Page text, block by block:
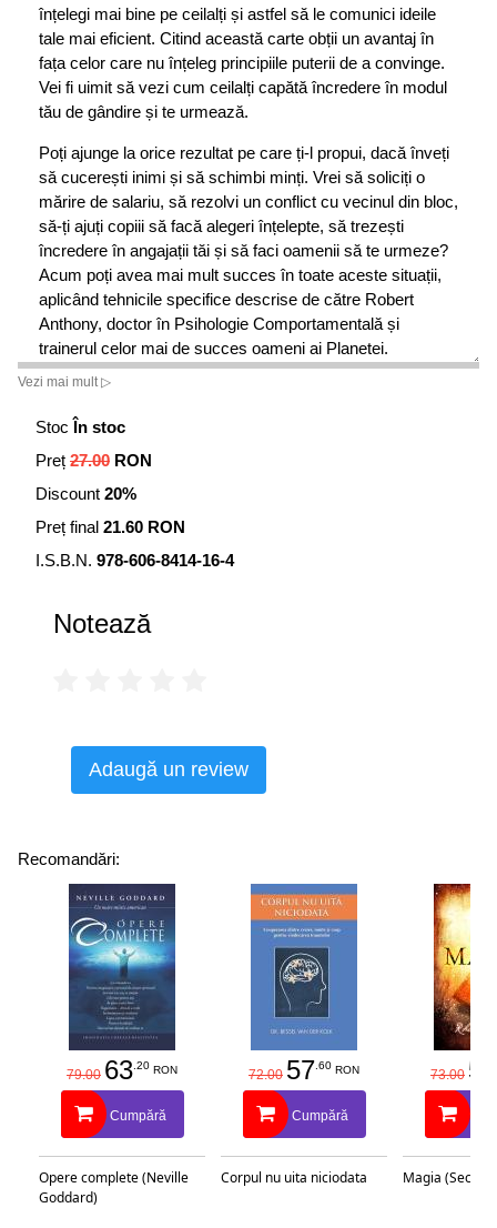
înțelegi mai bine pe ceilalți și astfel să le comunici ideile
tale mai eficient. Citind această carte obții un avantaj în
fața celor care nu înțeleg principiile puterii de a convinge.
Vei fi uimit să vezi cum ceilalți capătă încredere în modul
tău de gândire și te urmează.
Poți ajunge la orice rezultat pe care ți-l propui, dacă înveți
să cucerești inimi și să schimbi minți. Vrei să soliciți o
mărire de salariu, să rezolvi un conflict cu vecinul din bloc,
să-ți ajuți copiii să facă alegeri înțelepte, să trezești
încredere în angajații tăi și să faci oamenii să te urmeze?
Acum poți avea mai mult succes în toate aceste situații,
aplicând tehnicile specifice descrise de către Robert
Anthony, doctor în Psihologie Comportamentală și
trainerul celor mai de succes oameni ai Planetei.
Dacă îți dorești ceva, obține-l! Persoanele care au cel mai
mare succes în viață cunosc Legile secrete ale influenței
și și-au dezvoltat abilitățile de convingere. Acum și tu ești
pe cale să le descoperi!
Vezi mai mult ▷
Stoc În stoc
Preț 27.00 RON
Discount 20%
Preț final 21.60 RON
I.S.B.N. 978-606-8414-16-4
Notează
Adaugă un review
Recomandări:
79.00 63.20 RON
Cumpără
Opere complete (Neville
Goddard)
72.00 57.60 RON
Cumpără
Corpul nu uita niciodata
73.00 58
Magia